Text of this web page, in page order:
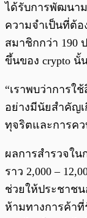
ได้รับการพัฒนา
ความจำเป็นที่ต้
สมาชิกกว่า 190
ขึ้นของ crypto
“เราพบว่าการใ
อย่างมีนัยสำคัญเ
ทุจริตและการคว
ผลการสำรวจใ
ราว 2,000 –
ช่วยให้ประชาช
ห้ามทางการค้า